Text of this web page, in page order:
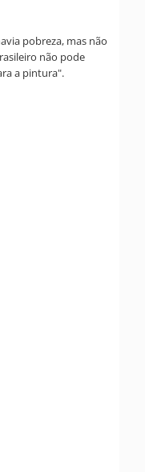
pobreza, mas não
não pode
a pintura".